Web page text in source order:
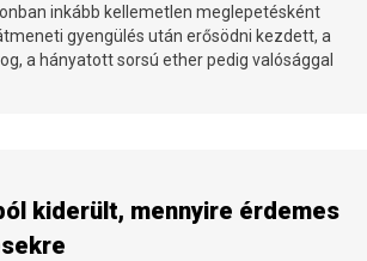
inkább kellemetlen meglepetésként
gyengülés után erősödni kezdett, a
a hányatott sorsú ether pedig valósággal
kiderült, mennyire érdemes